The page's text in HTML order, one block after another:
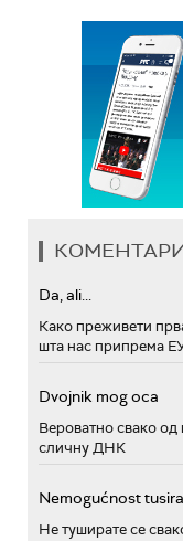
Da, ali...
Како преживети
шта нас припрема
Dvojnik mog oca
Вероватно свако од
сличну ДНК
Nemogućnost
Не туширате се